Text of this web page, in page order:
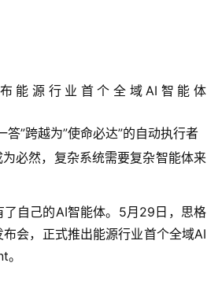
能源行业首个全域AI智能体
答”跨越为”使命必达”的自动执行者
必然，复杂系统需要复杂智能体来
了自己的AI智能体。5月29日，思格
会，正式推出能源行业首个全域AI